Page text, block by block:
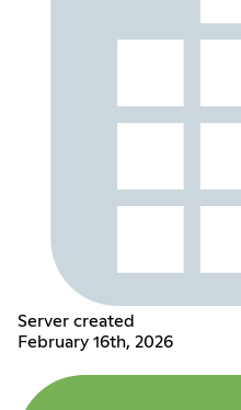
Server created
February 16th, 2026